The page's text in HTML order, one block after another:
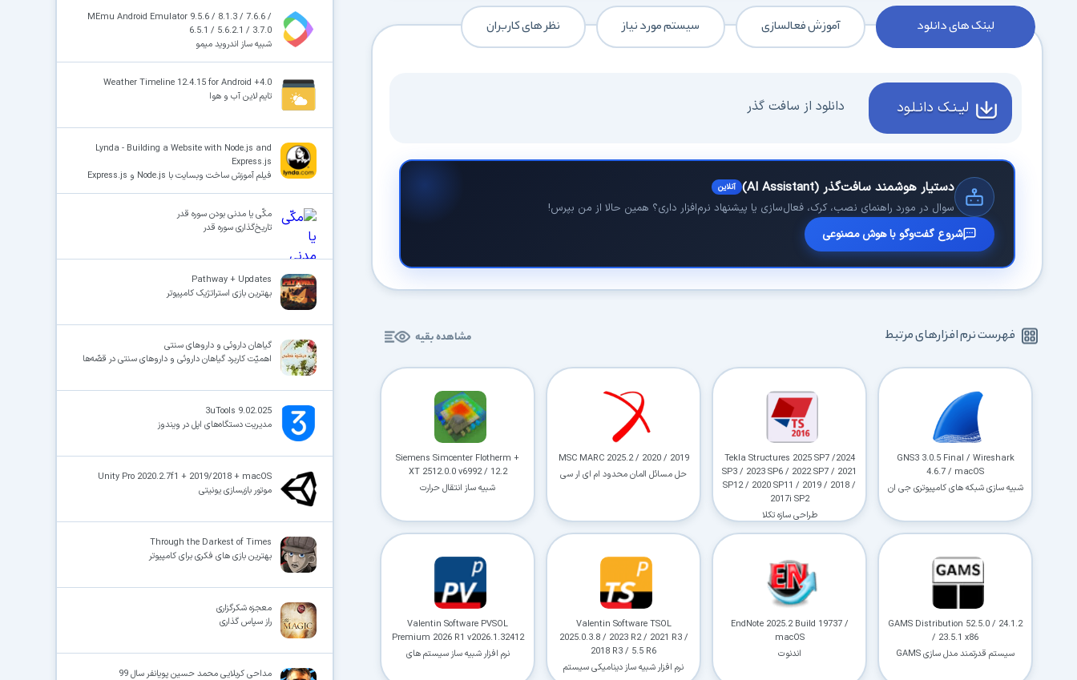
لینک های دانلود آموزش فعالسازی سیستم مورد نیاز نظر های کاربران
لیـنـک دانـلـود دانلود از سافت گذر
دستیار هوشمند سافت‌گذر (AI Assistant) آنلاین
سوال در مورد راهنمای نصب، کرک، فعال‌سازی یا پیشنهاد نرم‌افزار داری؟ همین حالا از من بپرس!
شروع گفت‌وگو با هوش مصنوعی
فهرست نرم افزارهای مرتبط مشاهده بقیه
GNS3 3.0.5 Final / Wireshark
4.6.7 / macOS
شبیه سازی شبکه های کامپیوتری جی ان
Tekla Structures 2025 SP7 /2024
SP3 / 2023 SP6 / 2022 SP7 / 2021
SP12 / 2020 SP11 / 2019 / 2018 /
2017i SP2
طراحی سازه تکلا
MSC MARC 2025.2 / 2020 / 2019
حل مسائل المان محدود ام ای ار سی
Siemens Simcenter Flotherm +
XT 2512.0.0 v6992 / 12.2
شبیه ساز انتقال حرارت
GAMS Distribution 52.5.0 / 24.1.2
/ 23.5.1 x86
سیستم قدرتمند مدل سازی GAMS
EndNote 2025.2 Build 19737 /
macOS
اندنوت
Valentin Software TSOL
2025.0.3.8 / 2023 R2 / 2021 R3 /
2018 R3 / 5.5 R6
نرم افزار شبیه ساز دینامیکی سیستم
Valentin Software PVSOL
Premium 2026 R1 v2026.1.32412
نرم افزار شبیه ساز سیستم های
MEmu Android Emulator 9.5.6 / 8.1.3 / 7.6.6 /
6.5.1 / 5.6.2.1 / 3.7.0
شبیه ساز اندروید میمو
Weather Timeline 12.4.15 for Android +4.0
تایم لاین آب و هوا
Lynda - Building a Website with Node.js and
Express.js
فیلم آموزش ساخت وبسایت با Node.js و Express.js
مکّی یا مدنی بودن سوره قدر
تاریخ‌گذاری سوره قدر
Pathway + Updates
بهترین بازی استراتژیک کامپیوتر
گیاهان داروئی و داروهای سنتی
اهمیّت کاربرد گیاهان داروئی و داروهای سنتی در قصّه‌ها
3uTools 9.02.025
مدیریت دستگاه‌های اپل در ویندوز
Unity Pro 2020.2.7f1 + 2019/2018 + macOS
موتور بازیسازی یونیتی
Through the Darkest of Times
بهترین بازی های فکری برای کامپیوتر
معجزه شکرگزاری
راز سپاس گذاری
مداحی کربلایی محمد حسین پویانفر سال 99
در حال آماده‌سازی لینک دانلود...
⭐ بیش از۱۹۰,۰۰۰
⭐ با عضویت ویژه، تمام محدودیت‌ها را بردارید:
دستیار هوشمند AI (ویژه اعضای VIP)
پاسخ‌گویی فوری به خطاهای نصب، راهنمای خط به‌خط کرک و پیشنهاد نرم‌افزارهای
دانلود فوری و بی‌معطلی: حذف کامل صف و زمان انتظار برای تمام فایل‌ها
حداکثر سرعت پهنای باند:
ادامه دانلود پس از قطع اینترنت و دانلود موازی چند فایل
آرشیو کامل نسخه‌ها: دسترسی به تمام نسخه‌های قدیمی نرم‌افزارها